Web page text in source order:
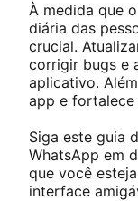
À medida que
diária das
crucial.
corrigir bugs e
aplicativo.
app e fortalece
Siga este guia
WhatsApp em
que você
interface